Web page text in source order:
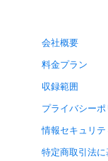
会社概要
料金プラン
収録範囲
プライバシー
情報セキュリ
特定商取引法